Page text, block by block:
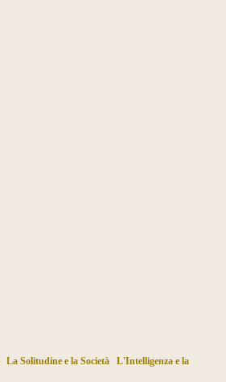
La Solitudine e la Società
L'Intelligenza e la